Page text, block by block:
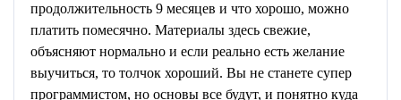
продолжительность 9 месяцев и что хорошо, можно
платить помесячно. Материалы здесь свежие,
объясняют нормально и если реально есть желание
выучиться, то толчок хороший. Вы не станете супер
программистом, но основы все будут, и понятно куда